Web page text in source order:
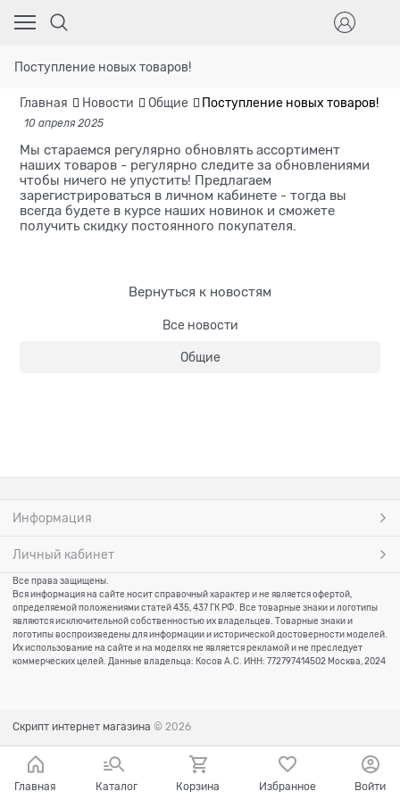
Поступление новых товаров!
Главная Новости Общие Поступление новых товаров!
10 апреля 2025
Мы стараемся регулярно обновлять ассортимент
наших товаров - регулярно следите за обновлениями
чтобы ничего не упустить! Предлагаем
зарегистрироваться в личном кабинете - тогда вы
всегда будете в курсе наших новинок и сможете
получить скидку постоянного покупателя.
Вернуться к новостям
Все новости
Общие
Информация
Личный кабинет
Все права защищены.
Вся информация на сайте носит справочный характер и не является офертой,
определяемой положениями статей 435, 437 ГК РФ. Все товарные знаки и логотипы
являются исключительной собственностью их владельцев. Товарные знаки и
логотипы воспроизведены для информации и исторической достоверности моделей.
Их использование на сайте и на моделях не является рекламой и не преследует
коммерческих целей. Данные владельца: Косов А.С. ИНН: 772797414502 Москва, 2024
Скрипт интернет магазина © 2026
Главная Каталог Корзина Избранное Войти